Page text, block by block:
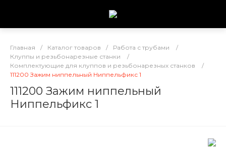
Главная / Каталог товаров / Работа с трубами
/
Клуппы и резьбонарезные станки
/
Комплектующие для клуппов и резьбонарезных станков
/
111200 Зажим ниппельный Ниппельфикс 1
111200 Зажим ниппельный
Ниппельфикс 1